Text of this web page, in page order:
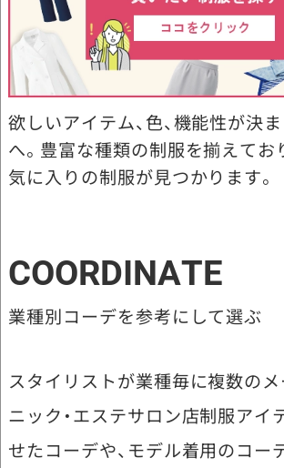
欲しいアイテム、色、機能性が決
へ。豊富な種類の制服を揃えてお
気に入りの制服が見つかります。
COORDINATE
業種別コーデを参考にして選ぶ
スタイリストが業種毎に複数の
ニック・エステサロン店制服アイ
せたコーデや、モデル着用のコー